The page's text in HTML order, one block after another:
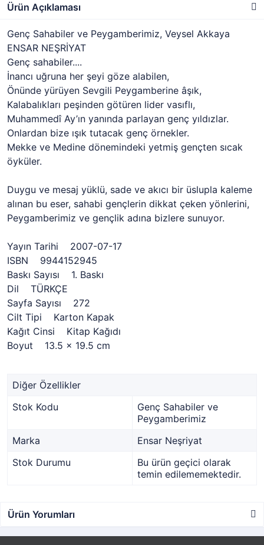
Ürün Açıklaması
Genç Sahabiler ve Peygamberimiz, Veysel Akkaya
ENSAR NEŞRİYAT
Genç sahabiler....
İnancı uğruna her şeyi göze alabilen,
Önünde yürüyen Sevgili Peygamberine âşık,
Kalabalıkları peşinden götüren lider vasıflı,
Muhammedî Ay’ın yanında parlayan genç yıldızlar.
Onlardan bize ışık tutacak genç örnekler.
Mekke ve Medine dönemindeki yetmiş gençten sıcak
öyküler.
Duygu ve mesaj yüklü, sade ve akıcı bir üslupla kaleme
alınan bu eser, sahabi gençlerin dikkat çeken yönlerini,
Peygamberimiz ve gençlik adına bizlere sunuyor.
Yayın Tarihi 2007-07-17
ISBN 9944152945
Baskı Sayısı 1. Baskı
Dil TÜRKÇE
Sayfa Sayısı 272
Cilt Tipi Karton Kapak
Kağıt Cinsi Kitap Kağıdı
Boyut 13.5 x 19.5 cm
Diğer Özellikler
Stok Kodu
Genç Sahabiler ve
Peygamberimiz
Marka
Ensar Neşriyat
Stok Durumu
Bu ürün geçici olarak
temin edilememektedir.
Ürün Yorumları